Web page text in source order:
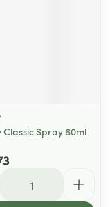
Classic Spray 60ml